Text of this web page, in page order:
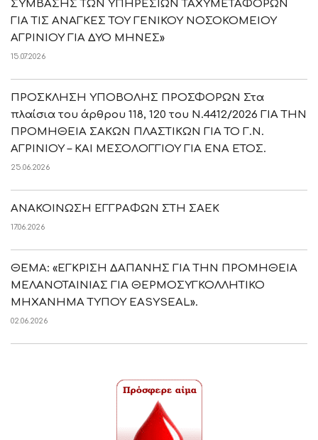
ΣΥΜΒΑΣΗΣ ΤΩΝ ΥΠΗΡΕΣΙΩΝ ΤΑΧΥΜΕΤΑΦΟΡΩΝ
ΓΙΑ ΤΙΣ ΑΝΑΓΚΕΣ ΤΟΥ ΓΕΝΙΚΟΥ ΝΟΣΟΚΟΜΕΙΟΥ
ΑΓΡΙΝΙΟΥ ΓΙΑ ΔΥΟ ΜΗΝΕΣ»
15.07.2026
ΠΡΟΣΚΛΗΣΗ ΥΠΟΒΟΛΗΣ ΠΡΟΣΦΟΡΩΝ Στα
πλαίσια του άρθρου 118, 120 του Ν.4412/2026 ΓΙΑ ΤΗΝ
ΠΡΟΜΗΘΕΙΑ ΣΑΚΩΝ ΠΛΑΣΤΙΚΩΝ ΓΙΑ ΤΟ Γ.Ν.
ΑΓΡΙΝΙΟΥ – ΚΑΙ ΜΕΣΟΛΟΓΓΙΟΥ ΓΙΑ ΕΝΑ ΕΤΟΣ.
25.06.2026
ΑΝΑΚΟΙΝΩΣΗ ΕΓΓΡΑΦΩΝ ΣΤΗ ΣΑΕΚ
17.06.2026
ΘΕΜΑ: «ΕΓΚΡΙΣΗ ΔΑΠΑΝΗΣ ΓΙΑ ΤΗΝ ΠΡΟΜΗΘΕΙΑ
ΜΕΛΑΝΟΤΑΙΝΙΑΣ ΓΙΑ ΘΕΡΜΟΣΥΓΚΟΛΛΗΤΙΚΟ
ΜΗΧΑΝΗΜΑ ΤΥΠΟΥ EASYSEAL».
02.06.2026